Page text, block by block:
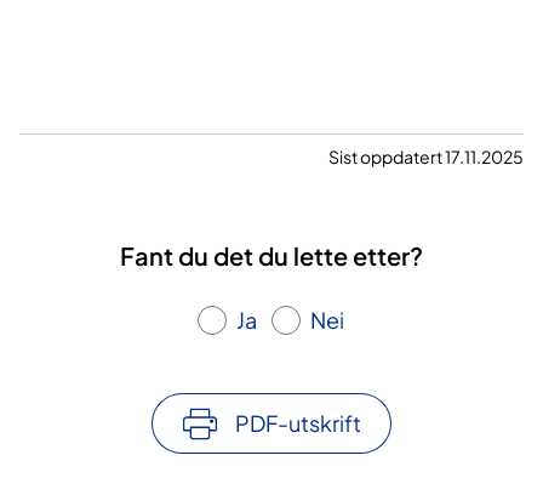
Sist oppdatert 17.11.2025
Fant du det du lette etter?
Ja Nei
PDF-utskrift